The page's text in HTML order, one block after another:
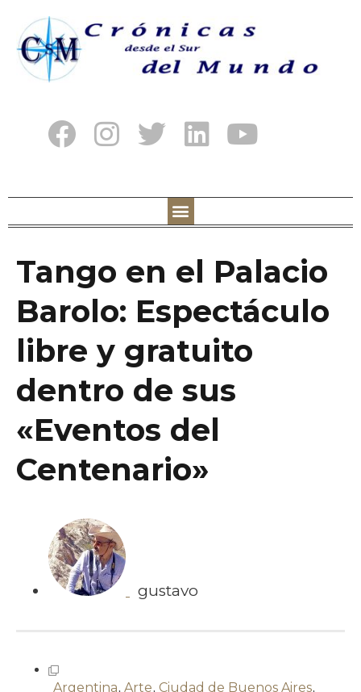
Tango en el Palacio
Barolo: Espectáculo
libre y gratuito
dentro de sus
«Eventos del
Centenario»
gustavo
Argentina, Arte, Ciudad de Buenos Aires,